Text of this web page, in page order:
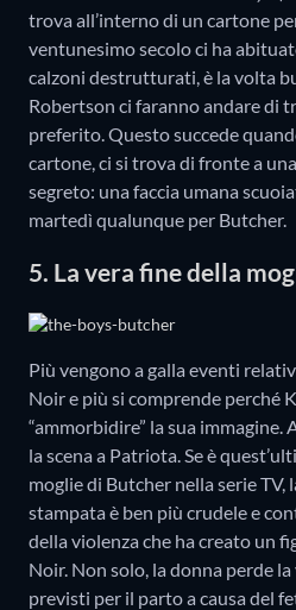
trova all’interno di un cartone
ventunesimo secolo ci ha
calzoni destrutturati, è la volta
Robertson ci faranno andare di
preferito. Questo succede
cartone, ci si trova di fronte a
segreto: una faccia umana
martedì qualunque per Butcher.
5. La vera fine della
Più vengono a galla eventi
Noir e più si comprende perché
“ammorbidire” la sua
la scena a Patriota. Se è
moglie di Butcher nella serie TV,
stampata è ben più crudele e
della violenza che ha creato un
Noir. Non solo, la donna perde
previsti per il parto a causa del